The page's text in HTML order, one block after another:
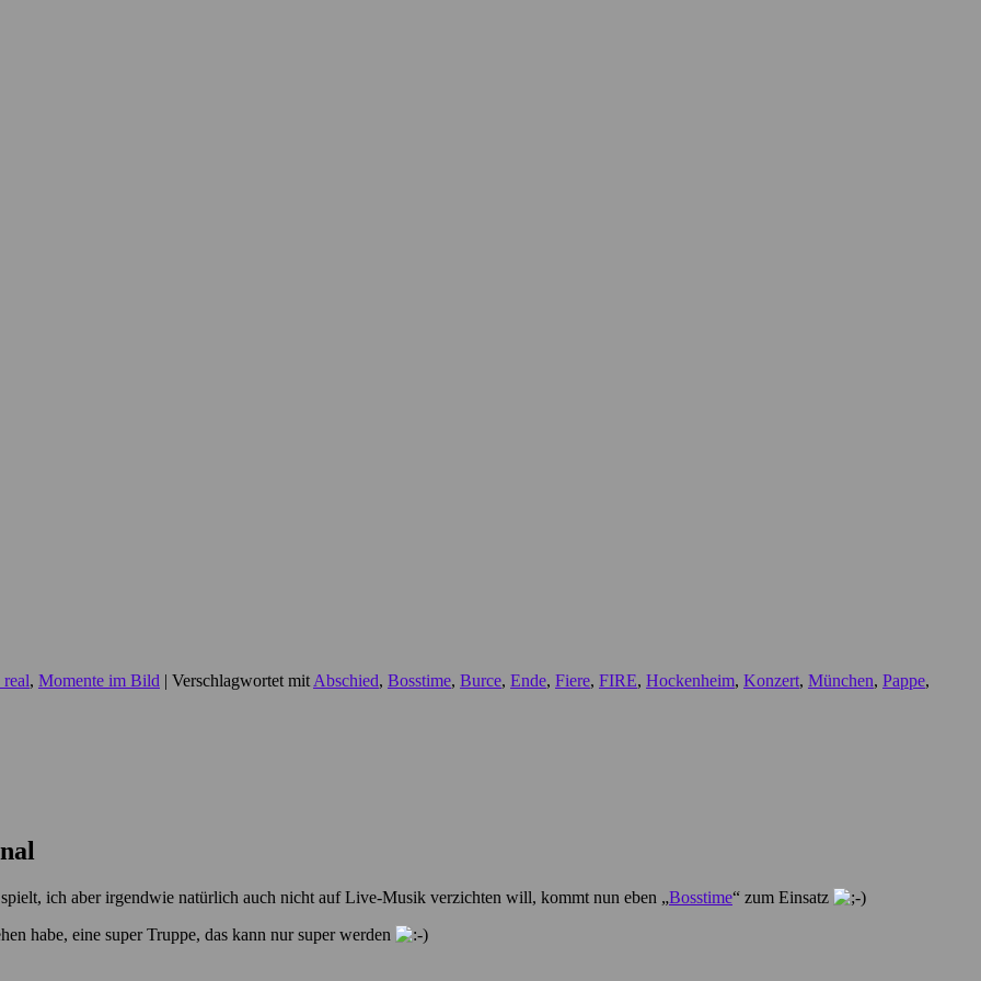
, Momente im Bild | Verschlagwortet mit Abschied, Bosstime, Burce, Ende, Fiere, FIRE, Hockenheim, Konzert, München, Pappe,
ich aber irgendwie natürlich auch nicht auf Live-Musik verzichten will, kommt nun eben „Bosstime“ zum Einsatz
habe, eine super Truppe, das kann nur super werden